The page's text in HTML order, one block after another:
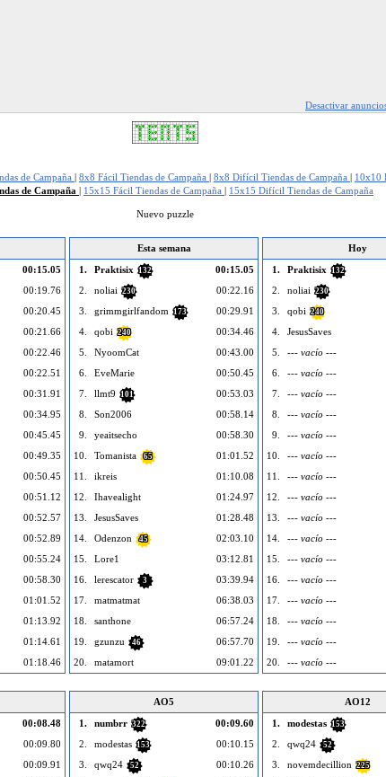
Desactivar
de Campaña | 8x8 Fácil Tiendas de Campaña | 8x8 Difícil Tiendas de Campaña | 10x10
de Campaña | 15x15 Fácil Tiendas de Campaña | 15x15 Difícil Tiendas de Campaña
Nuevo puzzle
00:15.05
00:19.76
00:20.45
00:21.66
00:22.46
00:22.51
00:31.91
00:34.95
00:45.45
00:49.35
00:50.45
00:51.12
00:52.57
00:52.89
00:55.24
00:58.30
01:01.52
01:13.92
01:14.61
01:18.46
Esta semana
1.
Praktisix 132
00:15.05
2.
noliai 230
00:22.16
3.
grimmgirlfandom 173
00:29.91
4.
qobi 240
00:34.46
5.
NyoomCat
00:43.00
6.
EveMarie
00:50.45
7.
llmt9 101
00:53.03
8.
Son2006
00:58.14
9.
yeaitsecho
00:58.30
10.
Tomanista 65
01:01.52
11.
ikreis
01:10.08
12.
Ihavealight
01:24.97
13.
JesusSaves
01:28.48
14.
Odenzon 45
02:03.10
15.
Lore1
03:12.81
16.
lerescator 3
03:39.94
17.
matmatmat
06:38.03
18.
santhone
06:57.24
19.
gzunzu 46
06:57.70
20.
matamort 09:01.22
Hoy
1.
Praktisix 132
2.
noliai 230
3.
qobi 240
4.
JesusSaves
5.
--- vacío ---
6.
--- vacío ---
7.
--- vacío ---
8.
--- vacío ---
9.
--- vacío ---
10.
--- vacío ---
11.
--- vacío ---
12.
--- vacío ---
13.
--- vacío ---
14.
--- vacío ---
15.
--- vacío ---
16.
--- vacío ---
17.
--- vacío ---
18.
--- vacío ---
19.
--- vacío ---
20.
--- vacío ---
00:08.48
00:09.80
00:09.91
AO5
1.
numbrr 322
00:09.60
2.
modestas 153
00:10.15
3.
qwq24 52
00:10.26
AO12
1.
modestas 153
2.
qwq24 52
3.
novemdecillion 225